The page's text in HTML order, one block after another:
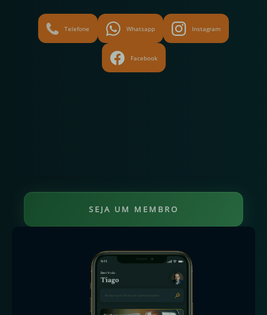
Telefone Whatsapp Instagram
Facebook
SEJA UM MEMBRO